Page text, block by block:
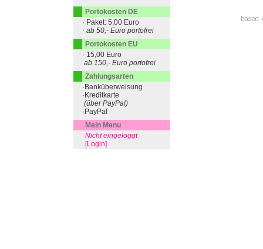
Portokosten DE
· Paket: 5,00 Euro
· ab 50,- Euro portofrei
Portokosten EU
· 15,00 Euro
ab 150,- Euro portofrei
Zahlungsarten
·Banküberweisung
·Kreditkarte
(über PayPal)
·PayPal
Mein Menu
Nicht eingeloggt
[Login]